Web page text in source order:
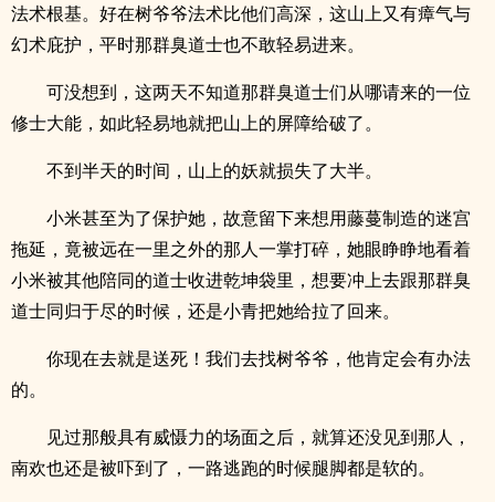
法术根基。好在树爷爷法术比他们高深，这山上又有瘴气与
幻术庇护，平时那群臭道士也不敢轻易进来。
可没想到，这两天不知道那群臭道士们从哪请来的一位
修士大能，如此轻易地就把山上的屏障给破了。
不到半天的时间，山上的妖就损失了大半。
小米甚至为了保护她，故意留下来想用藤蔓制造的迷宫
拖延，竟被远在一里之外的那人一掌打碎，她眼睁睁地看着
小米被其他陪同的道士收进乾坤袋里，想要冲上去跟那群臭
道士同归于尽的时候，还是小青把她给拉了回来。
你现在去就是送死！我们去找树爷爷，他肯定会有办法
的。
见过那般具有威慑力的场面之后，就算还没见到那人，
南欢也还是被吓到了，一路逃跑的时候腿脚都是软的。